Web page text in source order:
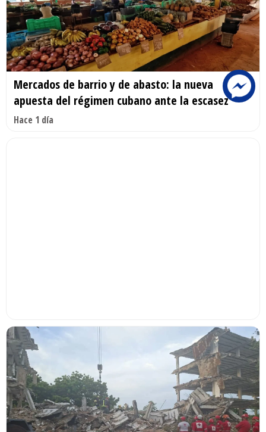
Mercados de barrio y de abasto: la nueva
apuesta del régimen cubano ante la escasez
Hace 1 día